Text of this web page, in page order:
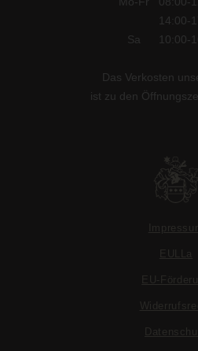
14:00-
Sa
10:00-
Das Verkosten
ist zu den
EULLa
EU-